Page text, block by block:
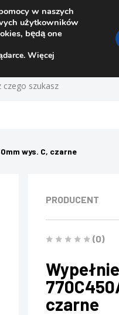
wys. C, czarne
PRODUCENT
(0)
czarne
w naszych
użytkowników
będą one
Więcej